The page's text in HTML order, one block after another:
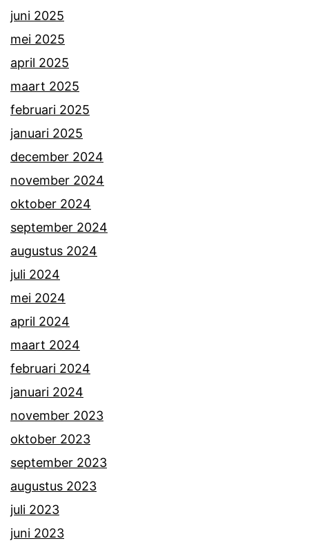
juni 2025
mei 2025
april 2025
maart 2025
februari 2025
januari 2025
december 2024
november 2024
oktober 2024
september 2024
augustus 2024
juli 2024
mei 2024
april 2024
maart 2024
februari 2024
januari 2024
november 2023
oktober 2023
september 2023
augustus 2023
juli 2023
juni 2023